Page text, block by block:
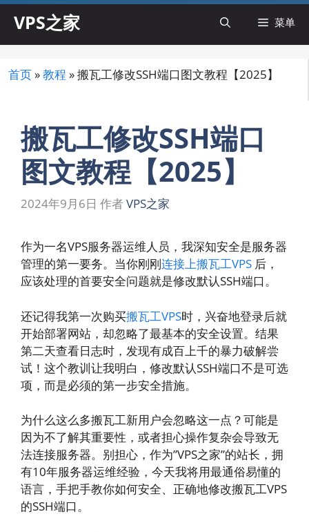
跳
内
VPS之家 菜单
首页 »教程 »搬瓦工修改SSH端口图文教程【2025】
搬瓦工修改SSH端口
图文教程【2025】
2024年9月6日 作者VPS之家
作为一名VPS服务器运维人员，我深知安全是服务器
管理的第一要务。当你刚刚连接上搬瓦工VPS 后，
应该处理的首要安全问题就是修改默认SSH端口。
还记得我第一次购买搬瓦工VPS时，兴奋地登录后就
开始部署网站，却忽略了最基本的安全设置。结果
第二天查看日志时，发现有成百上千的暴力破解尝
试！这个教训让我明白，修改默认SSH端口不是可选
项，而是必须的第一步安全措施。
为什么这么多搬瓦工新用户会忽略这一点？可能是
因为不了解其重要性，或者担心操作复杂会导致无
法连接服务器。别担心，作为”VPS之家”的站长，拥
有10年服务器运维经验，今天我将用最通俗易懂的
语言，手把手教你如何安全、正确地修改搬瓦工VPS
的SSH端口。